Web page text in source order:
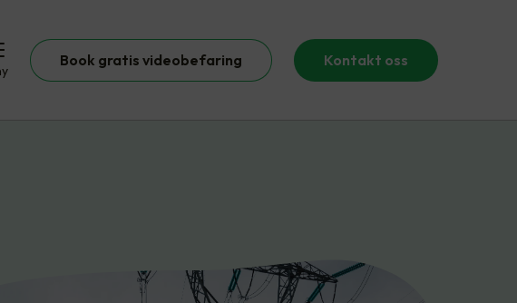
Book gratis videobefaring Kontakt oss